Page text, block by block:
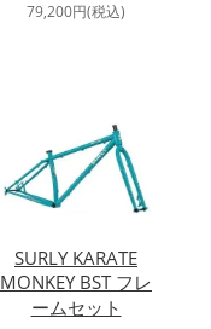
79,200円(税込)
SURLY KARATE
MONKEY BST フレ
ームセット